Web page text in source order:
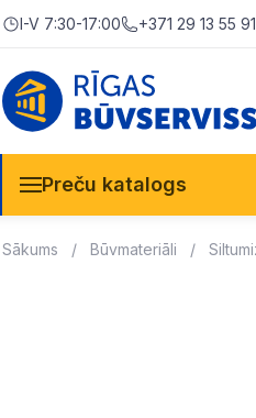
I-V 7:30-17:00 +371 29 13 55 91
Preču katalogs
Sākums Būvmateriāli